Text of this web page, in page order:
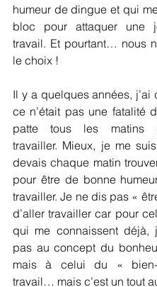
humeur de dingue et qui
bloc pour attaquer une
travail. Et pourtant… nous
le choix !
Il y a quelques années,
ce n’était pas une fatalité
patte tous les matins
travailler. Mieux, je me
devais chaque matin
pour être de bonne
travailler. Je ne dis pas «
d’aller travailler car pour
qui me connaissent déjà,
pas au concept du
mais à celui du «
travail… mais c’est un tout